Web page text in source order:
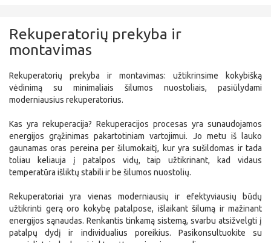
Rekuperatorių prekyba ir
montavimas
Rekuperatorių prekyba ir montavimas: užtikrinsime kokybišką
vėdinimą su minimaliais šilumos nuostoliais, pasiūlydami
moderniausius rekuperatorius.
Kas yra rekuperacija? Rekuperacijos procesas yra sunaudojamos
energijos grąžinimas pakartotiniam vartojimui. Jo metu iš lauko
gaunamas oras pereina per šilumokaitį, kur yra sušildomas ir tada
toliau keliauja į patalpos vidų, taip užtikrinant, kad vidaus
temperatūra išliktų stabili ir be šilumos nuostolių.
Rekuperatoriai yra vienas moderniausių ir efektyviausių būdų
užtikrinti gerą oro kokybę patalpose, išlaikant šilumą ir mažinant
energijos sąnaudas. Renkantis tinkamą sistemą, svarbu atsižvelgti į
patalpų dydį ir individualius poreikius. Pasikonsultuokite su